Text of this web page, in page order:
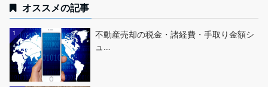
オススメの記事
1
不動産売却の税金・諸経費・手取り金額シ
ュ…